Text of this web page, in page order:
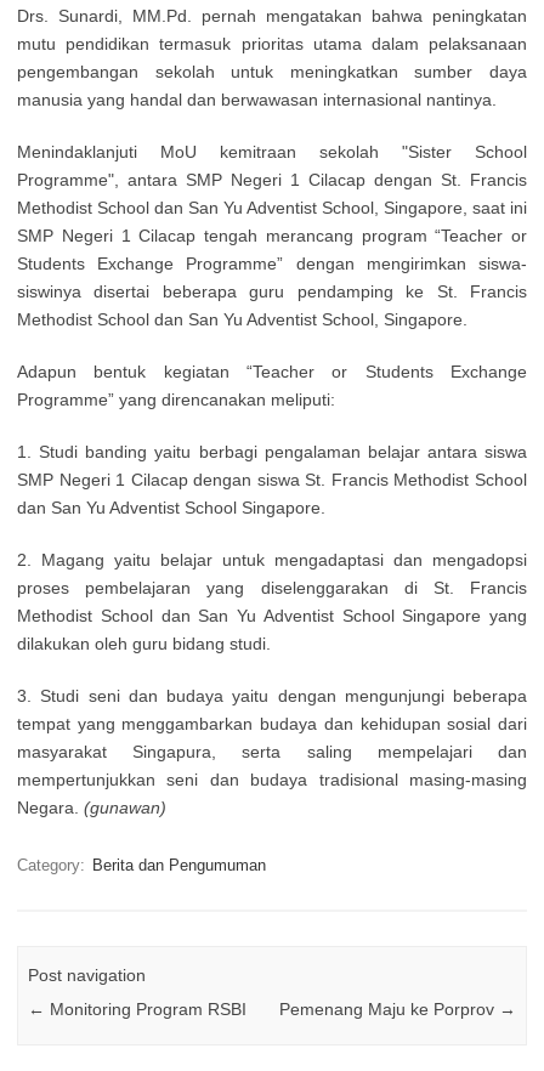
Drs. Sunardi, MM.Pd. pernah mengatakan bahwa peningkatan
mutu pendidikan termasuk prioritas utama dalam pelaksanaan
pengembangan sekolah untuk meningkatkan sumber daya
manusia yang handal dan berwawasan internasional nantinya.
Menindaklanjuti MoU kemitraan sekolah "Sister School
Programme", antara SMP Negeri 1 Cilacap dengan St. Francis
Methodist School dan San Yu Adventist School, Singapore, saat ini
SMP Negeri 1 Cilacap tengah merancang program “Teacher or
Students Exchange Programme” dengan mengirimkan siswa-
siswinya disertai beberapa guru pendamping ke St. Francis
Methodist School dan San Yu Adventist School, Singapore.
Adapun bentuk kegiatan “Teacher or Students Exchange
Programme” yang direncanakan meliputi:
1. Studi banding yaitu berbagi pengalaman belajar antara siswa
SMP Negeri 1 Cilacap dengan siswa St. Francis Methodist School
dan San Yu Adventist School Singapore.
2. Magang yaitu belajar untuk mengadaptasi dan mengadopsi
proses pembelajaran yang diselenggarakan di St. Francis
Methodist School dan San Yu Adventist School Singapore yang
dilakukan oleh guru bidang studi.
3. Studi seni dan budaya yaitu dengan mengunjungi beberapa
tempat yang menggambarkan budaya dan kehidupan sosial dari
masyarakat Singapura, serta saling mempelajari dan
mempertunjukkan seni dan budaya tradisional masing-masing
Negara. (gunawan)
Category: Berita dan Pengumuman
Post navigation
← Monitoring Program RSBI Pemenang Maju ke Porprov →